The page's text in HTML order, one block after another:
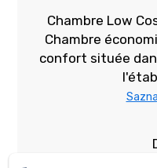
Chambre Low
Chambre
confort située